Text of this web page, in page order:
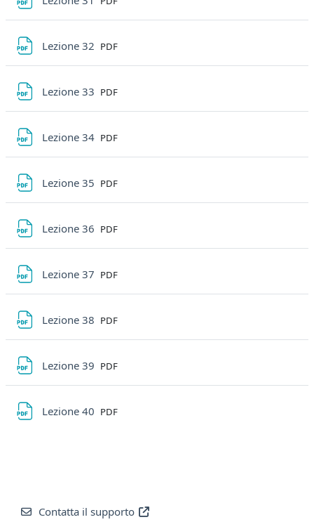
Lezione 32 File
PDF
Lezione 33 File
PDF
Lezione 34 File
PDF
Lezione 35 File
PDF
Lezione 36 File
PDF
Lezione 37 File
PDF
Lezione 38 File
PDF
Lezione 39 File
PDF
Lezione 40 File
PDF
Contatta il supporto